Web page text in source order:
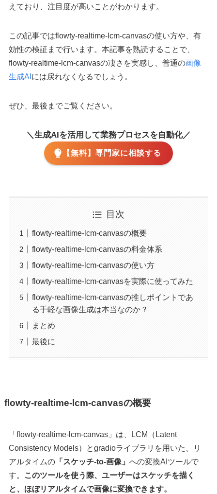
えており、注目度が高いことがわかります。
この記事ではflowty-realtime-lcm-canvasの使い方や、有
効性の検証まで行います。本記事を熟読することで、
flowty-realtime-lcm-canvasの凄さを実感し、普通の画像
生成AI には戻れなくなるでしょう。
ぜひ、最後までご覧ください。
＼生成AIを活用して業務プロセスを自動化／
【無料】専門家に相談する
目次
flowty-realtime-lcm-canvasの概要
flowty-realtime-lcm-canvasの料金体系
flowty-realtime-lcm-canvasの使い方
flowty-realtime-lcm-canvasを実際に使ってみた
flowty-realtime-lcm-canvasの推しポイントであ
る手軽な画像生成は本当なのか？
まとめ
最後に
flowty-realtime-lcm-canvasの概要
「flowty-realtime-lcm-canvas」は、LCM（Latent
Consistency Models）とgradioライブラリを用いた、リ
アルタイムの「スケッチ-to-画像」 への変換AIツールで
す。
このツールを使う際、ユーザーはスケッチを描く
と、ほぼリアルタイムで画像に変換できます。